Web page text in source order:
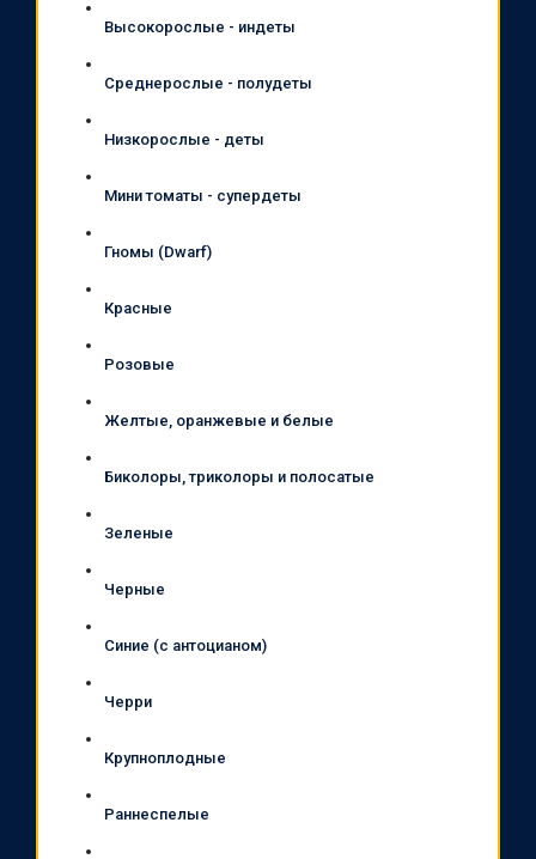
Высокорослые - индеты
Среднерослые - полудеты
Низкорослые - деты
Мини томаты - супердеты
Гномы (Dwarf)
Красные
Розовые
Желтые, оранжевые и белые
Биколоры, триколоры и полосатые
Зеленые
Черные
Синие (с антоцианом)
Черри
Крупноплодные
Раннеспелые